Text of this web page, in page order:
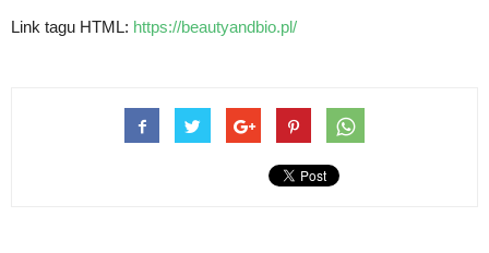
Link tagu HTML: https://beautyandbio.pl/